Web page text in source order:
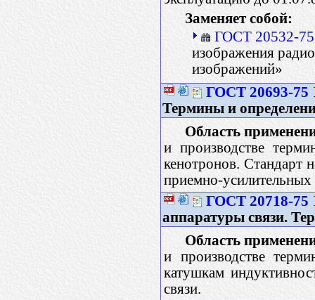
Заменяет собой:
ГОСТ 20532-75
изображения
изображений»
ГОСТ 20693-75
Термины и
Область
и производстве
кенотронов. Стандарт
приемно-усилительных
ГОСТ 20718-75
аппаратуры связи.
Область
и производстве
катушкам
связи.